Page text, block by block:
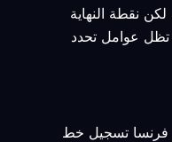
نقطة النهاية
تظل عوامل تحدد
فرنسا تسجيل خط